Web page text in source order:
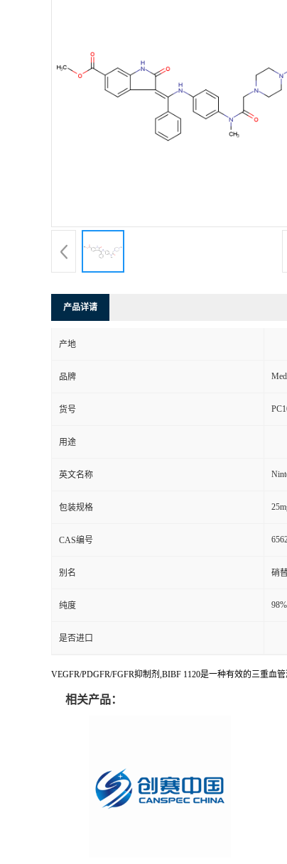
产品详请
产地
品牌
货号
用途
英文名称
包装规格
CAS编号
别名 硝
纯度 98%
是否进口
VEGFR/PDGFR/FGFR抑制剂,BIBF 1120是一种有效的三重血
相关产品：